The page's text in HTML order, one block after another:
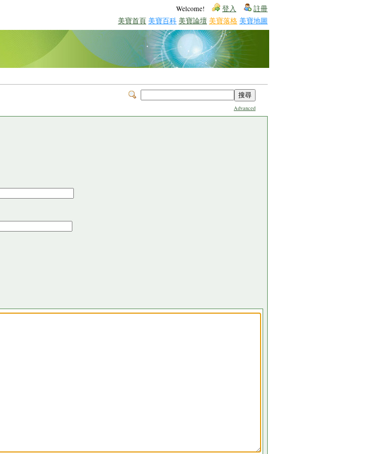
Welcome! 登入 註冊
美寶首頁 美寶百科 美寶論壇 美寶落格 美寶地圖
Advanced